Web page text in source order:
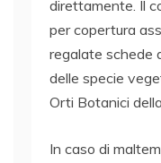
direttamente. Il
per copertura
regalate schede
delle specie
Orti Botanici
In caso di